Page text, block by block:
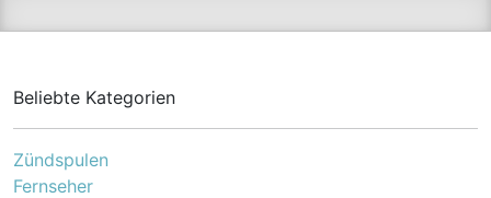
Beliebte Kategorien
Zündspulen
Fernseher